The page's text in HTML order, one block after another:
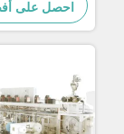
احصل على